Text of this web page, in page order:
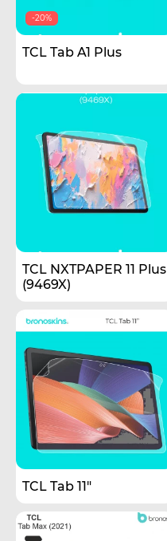
-20%
TCL Tab A1 Plus
TCL NXTPAPER 11 Plus
(9469X)
TCL Tab 11"